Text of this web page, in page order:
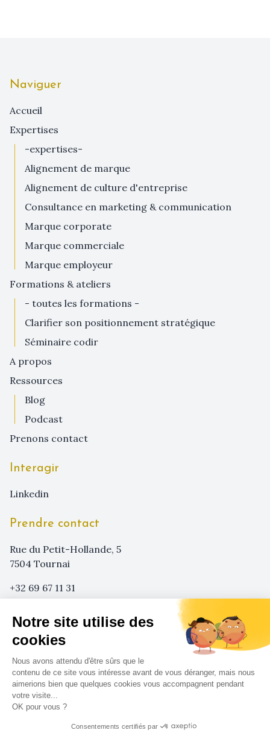
Notre site utilise des
cookies
Nous avons attendu d'être sûrs que le
contenu de ce site vous intéresse avant de vous déranger, mais nous
aimerions bien que quelques cookies vous accompagnent pendant
votre visite...
OK pour vous ?
Consentements certifiés par
Naviguer
Accueil
expertises
-expertises-
alignement de marque
alignement de culture d'entreprise
consultance en marketing & communication
marque corporate
marque commerciale
marque employeur
formations & ateliers
- toutes les formations -
clarifier son positionnement stratégique
séminaire codir
a propos
ressources
blog
podcast
prenons contact
Interagir
linkedin
Prendre contact
Rue du Petit-Hollande, 5
7504 Tournai
+32 69 67 11 31
info@sensa-agency.com
générales & respect de la vie privée